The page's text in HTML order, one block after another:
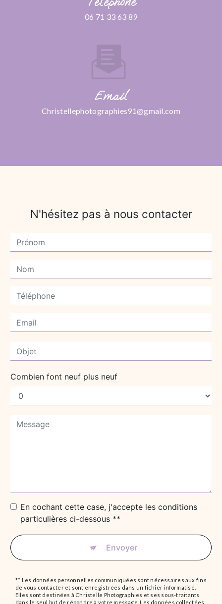
06 71 33 63 89
Email
christellephotographies91@gmail.com
N'hésitez pas à nous contacter
Combien font neuf plus neuf
En cochant cette case, j'accepte les conditions
particulières ci-dessous **
Envoyer
** Les données personnelles communiquées sont nécessaires aux fins
de vous contacter et sont enregistrées dans un fichier informatisé.
Elles sont destinées à Christelle Photographies et ses sous-traitants
dans le seul but de répondre à votre message. Les données collectées